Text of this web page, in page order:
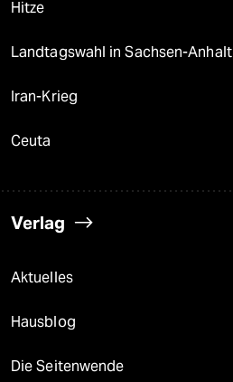
Hitze
Landtagswahl in Sachsen-Anhalt
Iran-Krieg
Ceuta
Verlag
Aktuelles
Hausblog
Die Seitenwende